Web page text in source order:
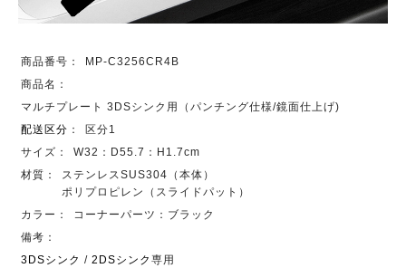
商品番号：
MP-C3256CR4B
商品名：
マルチプレート 3DSシンク用（パンチング仕様/鏡面仕上げ)
配送区分 ：
区分1
サイズ：
W32：D55.7：H1.7cm
材質：
ステンレスSUS304（本体）
ポリプロピレン（スライドパット）
カラー：
コーナーパーツ：ブラック
備考：
3DSシンク / 2DSシンク 専用